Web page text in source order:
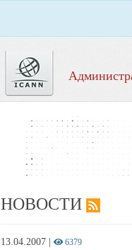
НОВОСТИ
13.04.2007 6379